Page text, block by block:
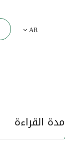
AR
مدة القراءة
إلى